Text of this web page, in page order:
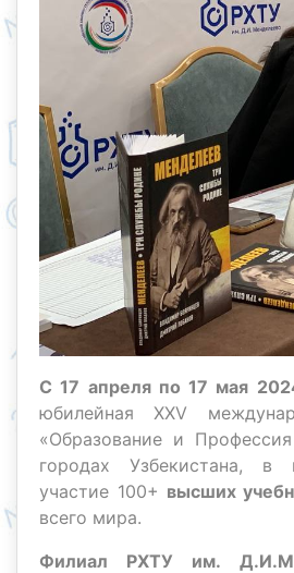
С 17 апреля по 17 мая
юбилейная XXV
«Образование и
городах Узбекистана, в
участие 100+ высших
всего мира.
Филиал РХТУ им.